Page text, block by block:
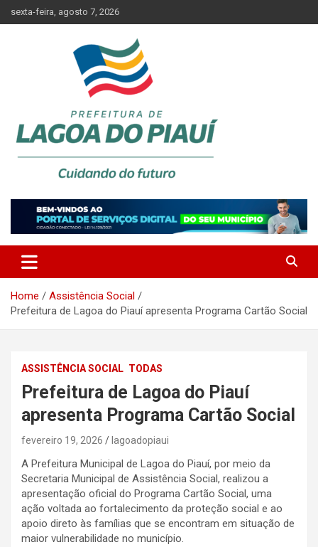
to
sexta-feira, agosto 7, 2026
PREFEITURA DE LAGOA DO
PIAUÍ
Home
Assistência Social
Prefeitura de Lagoa do Piauí apresenta Programa Cartão Social
ASSISTÊNCIA SOCIAL TODAS
Prefeitura de Lagoa do Piauí
apresenta Programa Cartão Social
fevereiro 19, 2026 lagoadopiaui
A Prefeitura Municipal de Lagoa do Piauí, por meio da
Secretaria Municipal de Assistência Social, realizou a
apresentação oficial do Programa Cartão Social, uma
ação voltada ao fortalecimento da proteção social e ao
apoio direto às famílias que se encontram em situação de
maior vulnerabilidade no município.